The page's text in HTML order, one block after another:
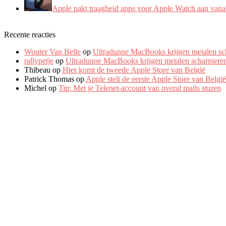
Apple pakt traagheid apps voor Apple Watch aan
Recente reacties
Wouter Van Belle op Ultradunne MacBooks krijgen metalen
rallypetje op Ultradunne MacBooks krijgen metalen
Thibeau op Hier komt de tweede Apple Store van België
Patrick Thomas op Apple stelt de eerste Apple Store van
Michel op Tip: Met je Telenet-account van overal mails sturen